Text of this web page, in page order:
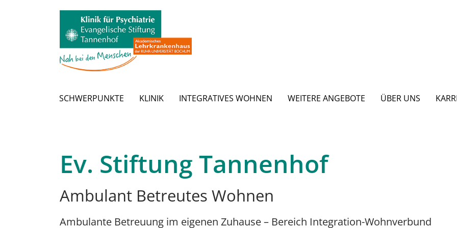
Zum Hauptinhalt springen
SCHWERPUNKTE KLINIK INTEGRATIVES WOHNEN WEITERE ANGEBOTE ÜBER UNS
Ev. Stiftung Tannenhof
Ambulant Betreutes Wohnen
Ambulante Betreuung im eigenen Zuhause – Bereich Integration-Wohnverbund